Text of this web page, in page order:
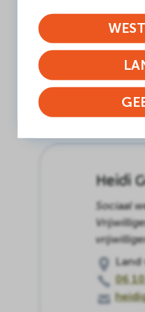
Sociaal
Cuijk
Heidi
Sociaal
Land
06